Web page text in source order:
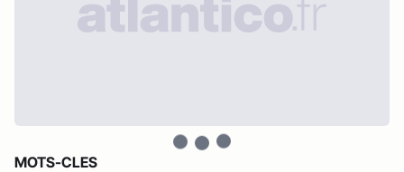
MOTS-CLES